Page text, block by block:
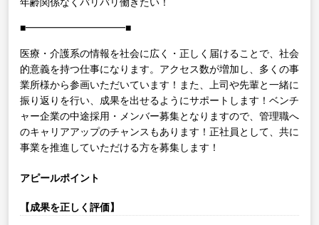
年齢関係なくバリバリ働きたい！
■━━━━━━━━━━■
医療・介護系の情報を社会に広く・正しく届けることで、社会
的意義を持つ仕事になります。アクセス数が増加し、多くの事
業所様から参画いただいています！また、上司や先輩と一緒に
振り返りを行い、成果を出せるようにサポートします！ベンチ
ャー企業の中途採用・メンバー募集となりますので、管理職へ
のキャリアアップのチャンスもあります！正社員として、共に
事業を推進していただける方を募集します！
アピールポイント
【成果を正しく評価】